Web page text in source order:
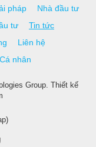
pháp
Nhà đầu tư
tư
Tin tức
Liên hệ
nhân
Group. Thiết kế